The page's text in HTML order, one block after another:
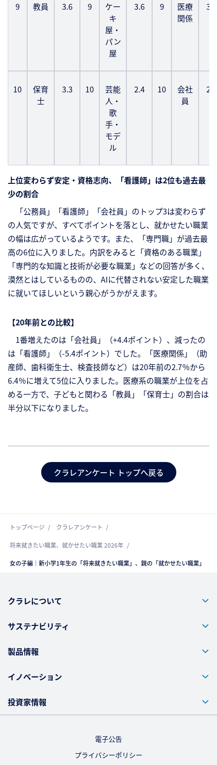
9 教員 3.6 9
ケー
キ
屋・
パン
屋
3.6 9
医療
関係
3.4
10
保育
士
3.3 10
芸能
人・
歌
手・
モデ
ル
2.4 10
会社
員
2.8
上位変わらず安定・資格志向、「看護師」は2位も過去最
少の割合
「公務員」「看護師」「会社員」のトップ3は変わらず
の人気ですが、すべてポイントを落とし、就かせたい職業
の幅は広がっているようです。また、「専門職」が過去最
高の6位に入りました。内訳をみると「資格のある職業」
「専門的な知識と技術が必要な職業」などの回答が多く、
漠然とはしているものの、AIに代替されない安定した職業
に就いてほしいという親心がうかがえます。
【20年前との比較】
1番増えたのは「会社員」（+4.4ポイント）、減ったの
は「看護師」（-5.4ポイント）でした。「医療関係」（助
産師、歯科衛生士、検査技師など）は20年前の2.7％から
6.4％に増えて5位に入りました。医療系の職業が上位を占
める一方で、子どもと関わる「教員」「保育士」の割合は
半分以下になりました。
クラレアンケート トップへ戻る
トップページ クラレアンケート
将来就きたい職業、就かせたい職業 2026年
女の子編｜新小学1年生の「将来就きたい職業」、親の「就かせたい職業」
クラレについて
サステナビリティ
製品情報
イノベーション
投資家情報
電子公告
プライバシーポリシー